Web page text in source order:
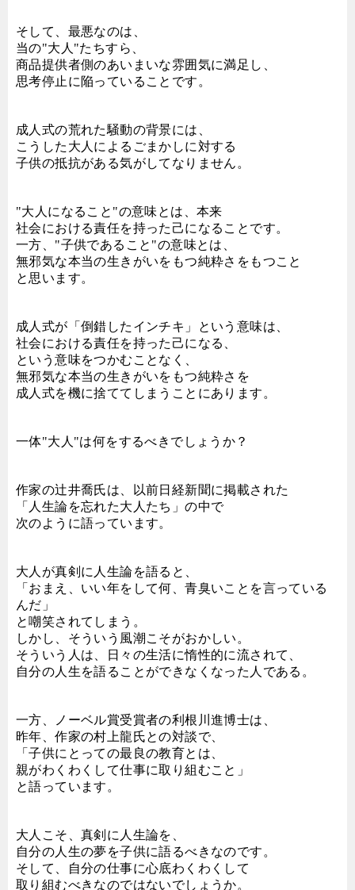
そして、最悪なのは、
当の"大人"たちすら、
商品提供者側のあいまいな雰囲気に満足し、
思考停止に陥っていることです。
成人式の荒れた騒動の背景には、
こうした大人によるごまかしに対する
子供の抵抗がある気がしてなりません。
"大人になること"の意味とは、本来
社会における責任を持った己になることです。
一方、"子供であること"の意味とは、
無邪気な本当の生きがいをもつ純粋さをもつこと
と思います。
成人式が「倒錯したインチキ」という意味は、
社会における責任を持った己になる、
という意味をつかむことなく、
無邪気な本当の生きがいをもつ純粋さを
成人式を機に捨ててしまうことにあります。
一体"大人"は何をするべきでしょうか？
作家の辻井喬氏は、以前日経新聞に掲載された
「人生論を忘れた大人たち」の中で
次のように語っています。
大人が真剣に人生論を語ると、
「おまえ、いい年をして何、青臭いことを言っている
んだ」
と嘲笑されてしまう。
しかし、そういう風潮こそがおかしい。
そういう人は、日々の生活に惰性的に流されて、
自分の人生を語ることができなくなった人である。
一方、ノーベル賞受賞者の利根川進博士は、
昨年、作家の村上龍氏との対談で、
「子供にとっての最良の教育とは、
親がわくわくして仕事に取り組むこと」
と語っています。
大人こそ、真剣に人生論を、
自分の人生の夢を子供に語るべきなのです。
そして、自分の仕事に心底わくわくして
取り組むべきなのではないでしょうか。